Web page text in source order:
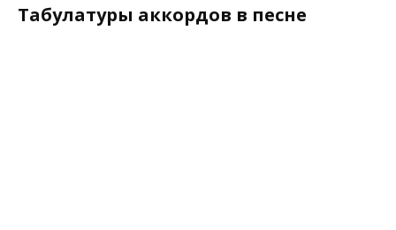
Табулатуры аккордов в песне